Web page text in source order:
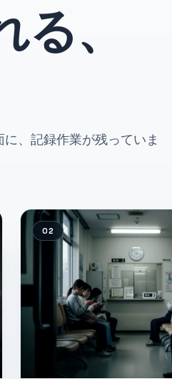
、
、記録作業が残っていま
02